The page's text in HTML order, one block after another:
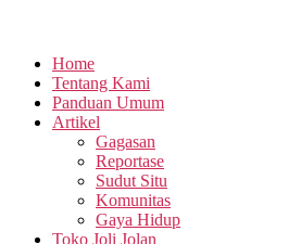
Home
Tentang Kami
Panduan Umum
Artikel
Gagasan
Reportase
Sudut Situ
Komunitas
Gaya Hidup
Toko Joli Jolan